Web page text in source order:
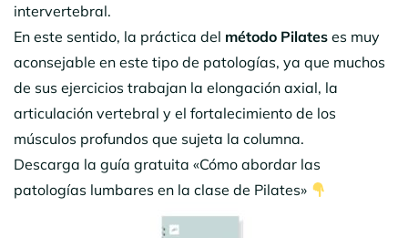
intervertebral.
En este sentido, la práctica del método Pilates es muy
aconsejable en este tipo de patologías, ya que muchos
de sus ejercicios trabajan la elongación axial, la
articulación vertebral y el fortalecimiento de los
músculos profundos que sujeta la columna.
Descarga la guía gratuita «Cómo abordar las
patologías lumbares en la clase de Pilates»